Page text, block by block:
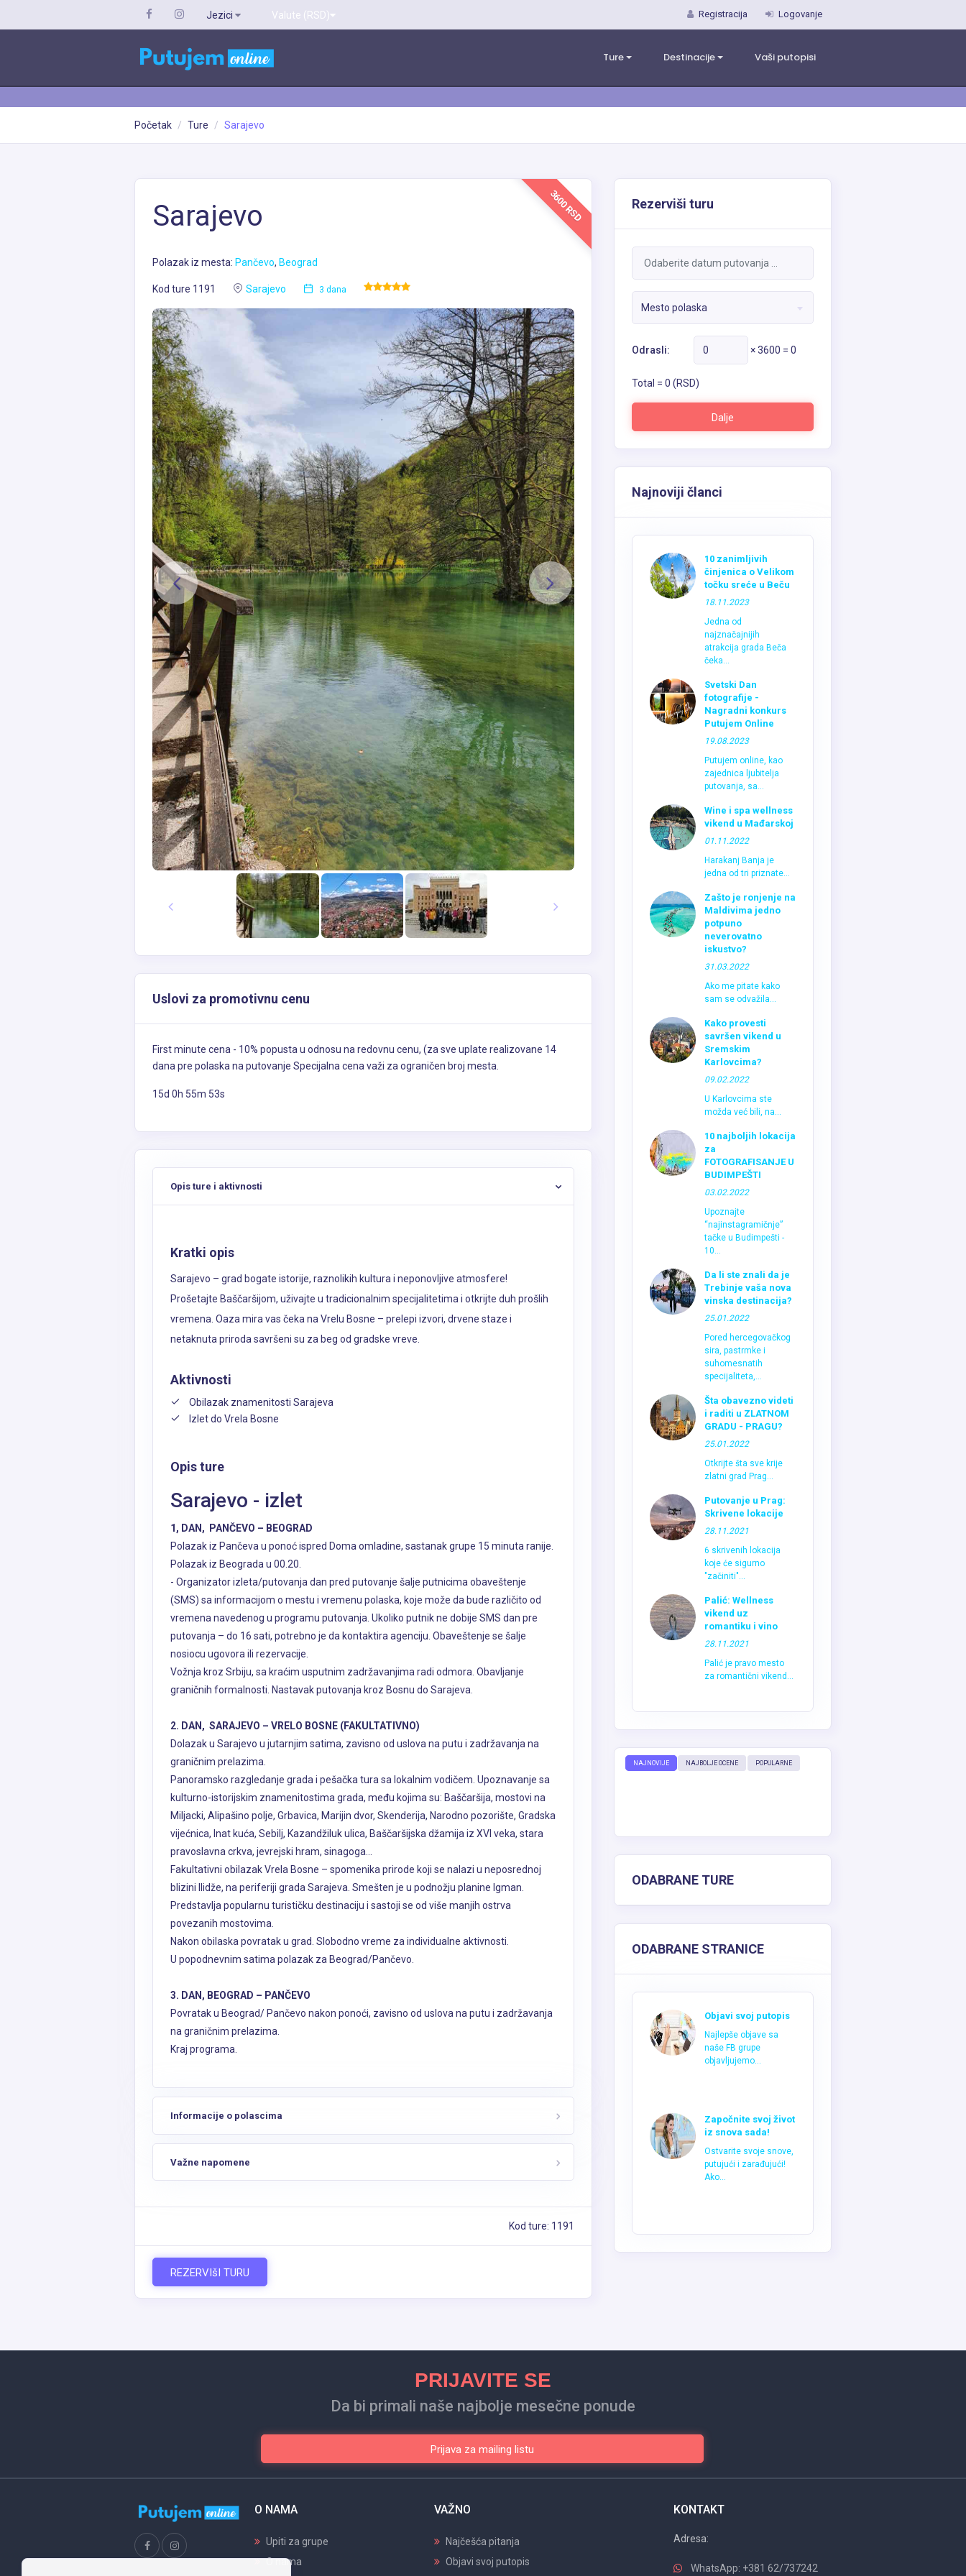
Jezici Valute (RSD) Registracija Logovanje
Ture Destinacije Vaši putopisi
Početak Ture Sarajevo
3600 RSD
Sarajevo
Polazak iz mesta: Pančevo, Beograd
Kod ture 1191 Sarajevo 3 dana
Uslovi za promotivnu cenu
First minute cena - 10% popusta u odnosu na redovnu cenu, (za sve uplate realizovane 14
dana pre polaska na putovanje Specijalna cena važi za ograničen broj mesta.
15d 0h 55m 52s
Opis ture i aktivnosti
Kratki opis
Sarajevo – grad bogate istorije, raznolikih kultura i neponovljive atmosfere!
Prošetajte Baščaršijom, uživajte u tradicionalnim specijalitetima i otkrijte duh prošlih
vremena. Oaza mira vas čeka na Vrelu Bosne – prelepi izvori, drvene staze i
netaknuta priroda savršeni su za beg od gradske vreve.
Aktivnosti
Obilazak znamenitosti Sarajeva
Izlet do Vrela Bosne
Opis ture
Sarajevo - izlet
1, DAN, PANČEVO – BEOGRAD
Polazak iz Pančeva u ponoć ispred Doma omladine, sastanak grupe 15 minuta ranije.
Polazak iz Beograda u 00.20.
- Organizator izleta/putovanja dan pred putovanje šalje putnicima obaveštenje
(SMS) sa informacijom o mestu i vremenu polaska, koje može da bude različito od
vremena navedenog u programu putovanja. Ukoliko putnik ne dobije SMS dan pre
putovanja – do 16 sati, potrebno je da kontaktira agenciju. Obaveštenje se šalje
nosiocu ugovora ili rezervacije.
Vožnja kroz Srbiju, sa kraćim usputnim zadržavanjima radi odmora. Obavljanje
graničnih formalnosti. Nastavak putovanja kroz Bosnu do Sarajeva.
2. DAN, SARAJEVO – VRELO BOSNE (FAKULTATIVNO)
Dolazak u Sarajevo u jutarnjim satima, zavisno od uslova na putu i zadržavanja na
graničnim prelazima.
Panoramsko razgledanje grada i pešačka tura sa lokalnim vodičem. Upoznavanje sa
kulturno-istorijskim znamenitostima grada, među kojima su: Baščaršija, mostovi na
Miljacki, Alipašino polje, Grbavica, Marijin dvor, Skenderija, Narodno pozorište, Gradska
vijećnica, Inat kuća, Sebilj, Kazandžiluk ulica, Baščaršijska džamija iz XVI veka, stara
pravoslavna crkva, jevrejski hram, sinagoga...
Fakultativni obilazak Vrela Bosne – spomenika prirode koji se nalazi u neposrednoj
blizini Ilidže, na periferiji grada Sarajeva. Smešten je u podnožju planine Igman.
Predstavlja popularnu turističku destinaciju i sastoji se od više manjih ostrva
povezanih mostovima.
Nakon obilaska povratak u grad. Slobodno vreme za individualne aktivnosti.
U popodnevnim satima polazak za Beograd/Pančevo.
3. DAN, BEOGRAD – PANČEVO
Povratak u Beograd/ Pančevo nakon ponoći, zavisno od uslova na putu i zadržavanja
na graničnim prelazima.
Kraj programa.
Informacije o polascima
Važne napomene
Kod ture: 1191
REZERVIšI TURU
Rezerviši turu
Mesto polaska
Odrasli: ×3600 = 0
Total = 0 (RSD)
Dalje
Najnoviji članci
10 zanimljivih
činjenica o Velikom
točku sreće u Beču
18.11.2023
Jedna od
najznačajnijih
atrakcija grada Beča
čeka...
Svetski Dan
fotografije -
Nagradni konkurs
Putujem Online
19.08.2023
Putujem online, kao
zajednica ljubitelja
putovanja, sa...
Wine i spa wellness
vikend u Mađarskoj
01.11.2022
Harakanj Banja je
jedna od tri priznate...
Zašto je ronjenje na
Maldivima jedno
potpuno
neverovatno
iskustvo?
31.03.2022
Ako me pitate kako
sam se odvažila...
Kako provesti
savršen vikend u
Sremskim
Karlovcima?
09.02.2022
U Karlovcima ste
možda već bili, na...
10 najboljih lokacija
za
FOTOGRAFISANJE U
BUDIMPEŠTI
03.02.2022
Upoznajte
“najinstagramičnje”
tačke u Budimpešti -
10...
Da li ste znali da je
Trebinje vaša nova
vinska destinacija?
25.01.2022
Pored hercegovačkog
sira, pastrmke i
suhomesnatih
specijaliteta,...
Šta obavezno videti
i raditi u ZLATNOM
GRADU - PRAGU?
25.01.2022
Otkrijte šta sve krije
zlatni grad Prag...
Putovanje u Prag:
Skrivene lokacije
28.11.2021
6 skrivenih lokacija
koje će sigurno
"začiniti"...
Palić: Wellness
vikend uz
romantiku i vino
28.11.2021
Palić je pravo mesto
za romantični vikend...
NAJNOVIJE NAJBOLJE OCENE POPULARNE
ODABRANE TURE
ODABRANE STRANICE
Objavi svoj putopis
Najlepše objave sa
naše FB grupe
objavljujemo...
Započnite svoj život
iz snova sada!
Ostvarite svoje snove,
putujući i zarađujući!
Ako...
PRIJAVITE SE
Da bi primali naše najbolje mesečne ponude
Prijava za mailing listu
O NAMA
Upiti za grupe
O nama
VAŽNO
Najčešća pitanja
Objavi svoj putopis
KONTAKT
Adresa:
WhatsApp: +381 62/737242